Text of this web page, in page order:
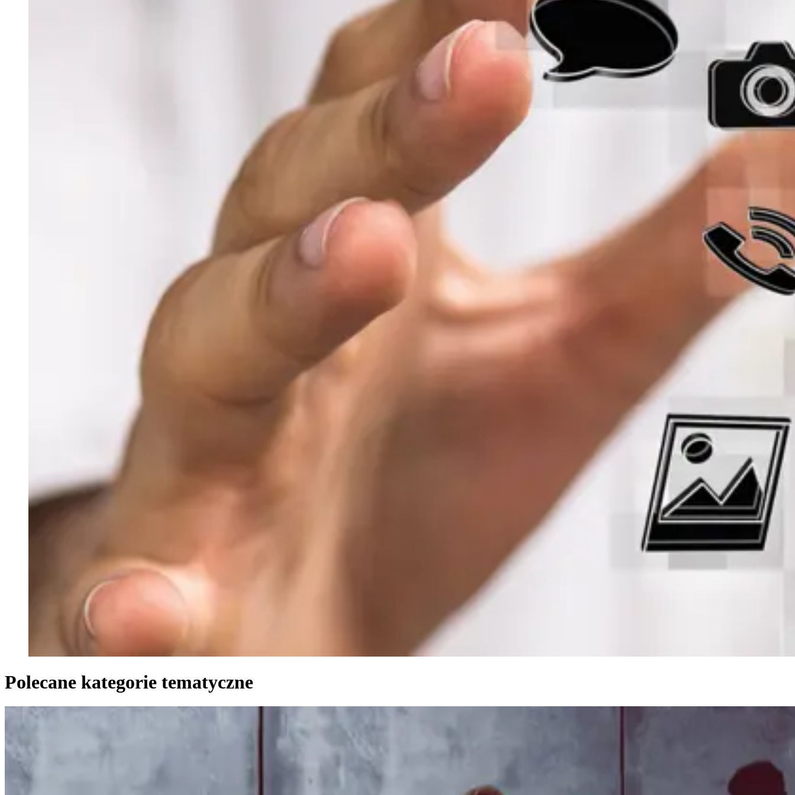
Polecane kategorie tematyczne